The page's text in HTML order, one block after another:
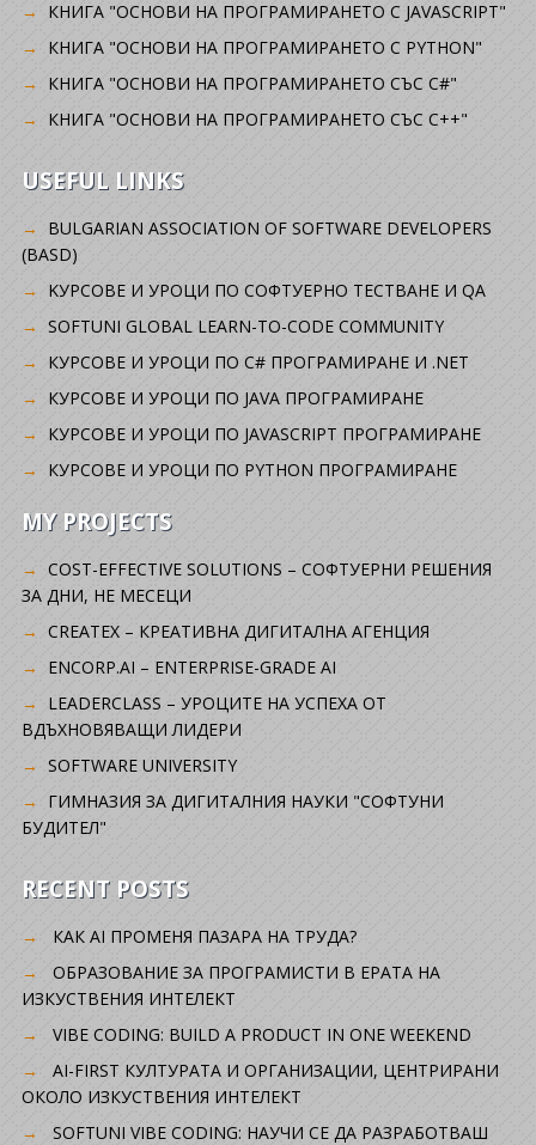
КНИГА "ОСНОВИ НА ПРОГРАМИРАНЕТО С JAVASCRIPT"
КНИГА "ОСНОВИ НА ПРОГРАМИРАНЕТО С PYTHON"
КНИГА "ОСНОВИ НА ПРОГРАМИРАНЕТО СЪС C#"
КНИГА "ОСНОВИ НА ПРОГРАМИРАНЕТО СЪС C++"
USEFUL LINKS
BULGARIAN ASSOCIATION OF SOFTWARE DEVELOPERS
(BASD)
KУРСОВЕ И УРОЦИ ПО СОФТУЕРНО ТЕСТВАНЕ И QA
SOFTUNI GLOBAL LEARN-TO-CODE COMMUNITY
КУРСОВЕ И УРОЦИ ПО C# ПРОГРАМИРАНЕ И .NET
КУРСОВЕ И УРОЦИ ПО JAVA ПРОГРАМИРАНЕ
КУРСОВЕ И УРОЦИ ПО JAVASCRIPT ПРОГРАМИРАНЕ
КУРСОВЕ И УРОЦИ ПО PYTHON ПРОГРАМИРАНЕ
MY PROJECTS
COST-EFFECTIVE SOLUTIONS – СОФТУЕРНИ РЕШЕНИЯ
ЗА ДНИ, НЕ МЕСЕЦИ
CREATEX – КРЕАТИВНА ДИГИТАЛНА АГЕНЦИЯ
ENCORP.AI – ENTERPRISE-GRADE AI
LEADERCLASS – УРОЦИТЕ НА УСПЕХА ОТ
ВДЪХНОВЯВАЩИ ЛИДЕРИ
SOFTWARE UNIVERSITY
ГИМНАЗИЯ ЗА ДИГИТАЛНИЯ НАУКИ "СОФТУНИ
БУДИТЕЛ"
RECENT POSTS
КАК AI ПРОМЕНЯ ПАЗАРА НА ТРУДА?
ОБРАЗОВАНИЕ ЗА ПРОГРАМИСТИ В ЕРАТА НА
ИЗКУСТВЕНИЯ ИНТЕЛЕКТ
VIBE CODING: BUILD A PRODUCT IN ONE WEEKEND
AI-FIRST КУЛТУРАТА И ОРГАНИЗАЦИИ, ЦЕНТРИРАНИ
ОКОЛО ИЗКУСТВЕНИЯ ИНТЕЛЕКТ
SOFTUNI VIBE CODING: НАУЧИ СЕ ДА РАЗРАБОТВАШ